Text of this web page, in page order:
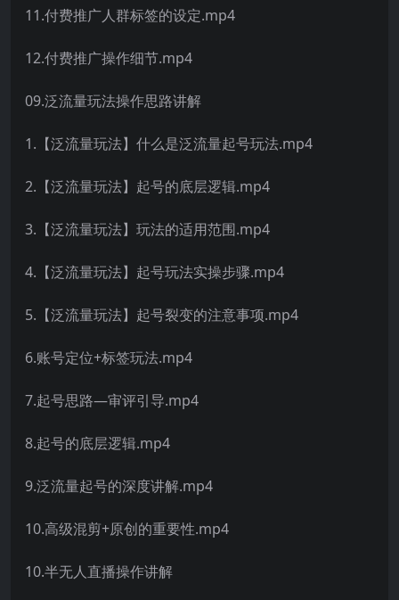
11.付费推广人群标签的设定.mp4
12.付费推广操作细节.mp4
09.泛流量玩法操作思路讲解
1.【泛流量玩法】什么是泛流量起号玩法.mp4
2.【泛流量玩法】起号的底层逻辑.mp4
3.【泛流量玩法】玩法的适用范围.mp4
4.【泛流量玩法】起号玩法实操步骤.mp4
5.【泛流量玩法】起号裂变的注意事项.mp4
6.账号定位+标签玩法.mp4
7.起号思路—审评引导.mp4
8.起号的底层逻辑.mp4
9.泛流量起号的深度讲解.mp4
10.高级混剪+原创的重要性.mp4
10.半无人直播操作讲解